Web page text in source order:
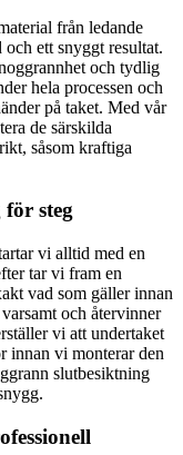
från ledande
ett snyggt resultat.
och tydlig
hela processen och
på taket. Med vår
de särskilda
såsom kraftiga
för steg
vi alltid med en
tar vi fram en
vad som gäller innan
och återvinner
vi att undertaket
innan vi monterar den
slutbesiktning